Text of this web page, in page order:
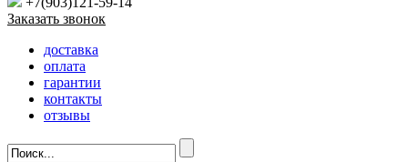
Заказать звонок
доставка
оплата
гарантии
контакты
отзывы